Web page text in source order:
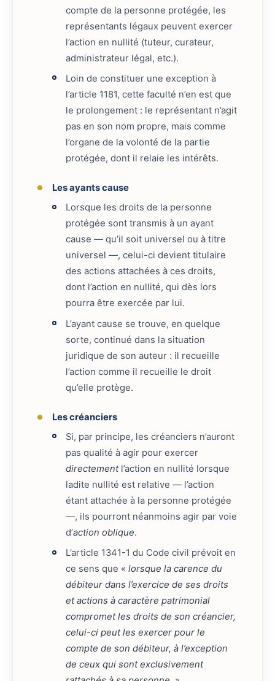
compte de la personne protégée, les
représentants légaux peuvent exercer
l’action en nullité (tuteur, curateur,
administrateur légal, etc.).
Loin de constituer une exception à
l’article 1181, cette faculté n’en est que
le prolongement : le représentant n’agit
pas en son nom propre, mais comme
l’organe de la volonté de la partie
protégée, dont il relaie les intérêts.
Les ayants cause
Lorsque les droits de la personne
protégée sont transmis à un ayant
cause — qu’il soit universel ou à titre
universel —, celui-ci devient titulaire
des actions attachées à ces droits,
dont l’action en nullité, qui dès lors
pourra être exercée par lui.
L’ayant cause se trouve, en quelque
sorte, continué dans la situation
juridique de son auteur : il recueille
l’action comme il recueille le droit
qu’elle protège.
Les créanciers
Si, par principe, les créanciers n’auront
pas qualité à agir pour exercer
directementl’action en nullité lorsque
ladite nullité est relative — l’action
étant attachée à la personne protégée
—, ils pourront néanmoins agir par voie
d’action oblique.
L’article 1341-1 du Code civil prévoit en
ce sens que «lorsque la carence du
débiteur dans l’exercice de ses droits
et actions à caractère patrimonial
compromet les droits de son créancier,
celui-ci peut les exercer pour le
compte de son débiteur, à l’exception
de ceux qui sont exclusivement